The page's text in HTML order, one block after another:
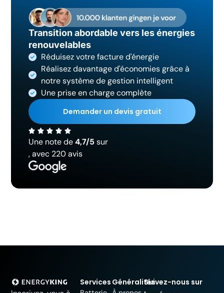
Transition abordable vers les énergies
renouvelables
Réduisez votre facture d'énergie
Réalisez davantage d'économies grâce à
notre système de gestion intelligent
Une prise en charge complète
Demander un devis gratuit
Une note de4,7/5 sur
, avec 220 avis
Services GénéralitésSuivez-nous sur